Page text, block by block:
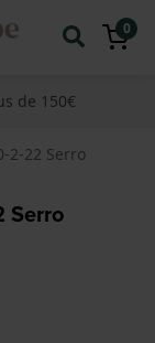
0
de 150€
2-22 Serro
Serro